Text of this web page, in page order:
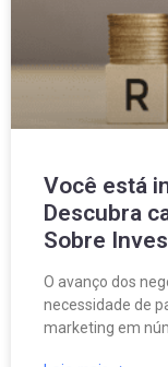
Você está
Descubra
Sobre
O avanço dos
necessidade de
marketing em